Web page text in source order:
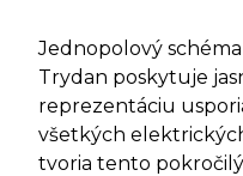
Jednopolový
Trydan poskytuje
reprezentáciu
všetkých
tvoria tento